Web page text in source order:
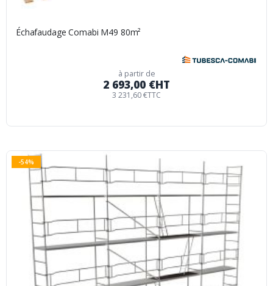
Échafaudage Comabi M49 80m²
à partir de
2 693,00 €HT
3 231,60 €TTC
-54%